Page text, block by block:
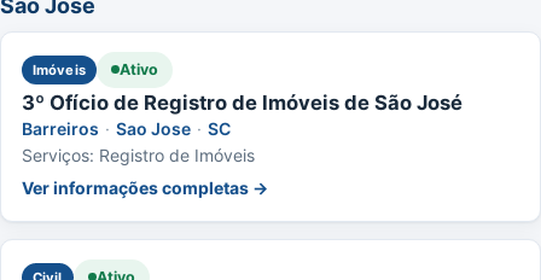
Sao Jose
Imóveis Ativo
3º Ofício de Registro de Imóveis de São José
Barreiros · Sao Jose · SC
Serviços: Registro de Imóveis
Ver informações completas →